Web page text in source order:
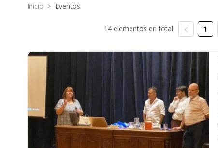
Inicio > Eventos
14 elementos en total: 1